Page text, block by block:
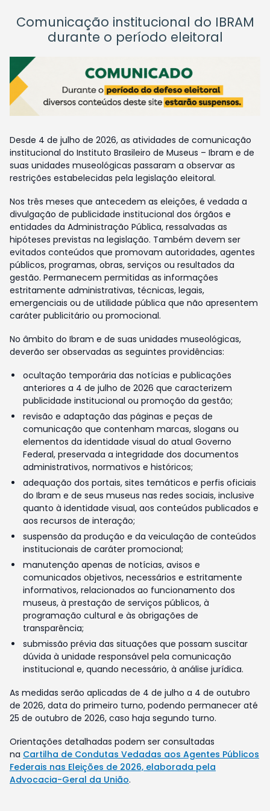
Comunicação institucional do IBRAM
durante o período eleitoral
Desde 4 de julho de 2026, as atividades de comunicação
institucional do Instituto Brasileiro de Museus – Ibram e de
suas unidades museológicas passaram a observar as
restrições estabelecidas pela legislação eleitoral.
Nos três meses que antecedem as eleições, é vedada a
divulgação de publicidade institucional dos órgãos e
entidades da Administração Pública, ressalvadas as
hipóteses previstas na legislação. Também devem ser
evitados conteúdos que promovam autoridades, agentes
públicos, programas, obras, serviços ou resultados da
gestão. Permanecem permitidas as informações
estritamente administrativas, técnicas, legais,
emergenciais ou de utilidade pública que não apresentem
caráter publicitário ou promocional.
No âmbito do Ibram e de suas unidades museológicas,
deverão ser observadas as seguintes providências:
ocultação temporária das notícias e publicações
anteriores a 4 de julho de 2026 que caracterizem
publicidade institucional ou promoção da gestão;
revisão e adaptação das páginas e peças de
comunicação que contenham marcas, slogans ou
elementos da identidade visual do atual Governo
Federal, preservada a integridade dos documentos
administrativos, normativos e históricos;
adequação dos portais, sites temáticos e perfis oficiais
do Ibram e de seus museus nas redes sociais, inclusive
quanto à identidade visual, aos conteúdos publicados e
aos recursos de interação;
suspensão da produção e da veiculação de conteúdos
institucionais de caráter promocional;
manutenção apenas de notícias, avisos e
comunicados objetivos, necessários e estritamente
informativos, relacionados ao funcionamento dos
museus, à prestação de serviços públicos, à
programação cultural e às obrigações de
transparência;
submissão prévia das situações que possam suscitar
dúvida à unidade responsável pela comunicação
institucional e, quando necessário, à análise jurídica.
As medidas serão aplicadas de 4 de julho a 4 de outubro
de 2026, data do primeiro turno, podendo permanecer até
25 de outubro de 2026, caso haja segundo turno.
Orientações detalhadas podem ser consultadas
na Cartilha de Condutas Vedadas aos Agentes Públicos
Federais nas Eleições de 2026, elaborada pela
Advocacia-Geral da União.